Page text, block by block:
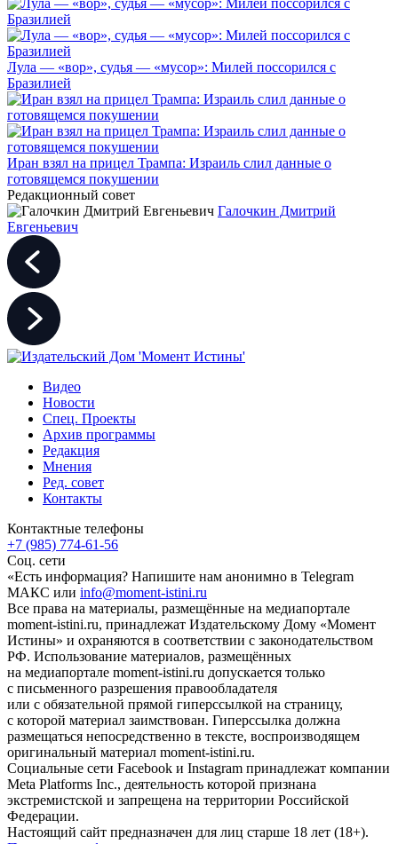
Лула — «вор», судья — «мусор»: Милей поссорился с
Бразилией
Иран взял на прицел Трампа: Израиль слил данные о
готовящемся покушении
Редакционный совет
Галочкин Дмитрий
Евгеньевич
Видео
Новости
Спец. Проекты
Архив программы
Редакция
Мнения
Ред. совет
Контакты
Контактные телефоны
+7 (985) 774-61-56
Соц. сети
«Есть информация? Напишите нам анонимно в Telegram
МАКС или info@moment-istini.ru
Все права на материалы, размещённые на медиапортале
moment-istini.ru, принадлежат Издательскому Дому «Момент
Истины» и охраняются в соответствии с законодательством
РФ. Использование материалов, размещённых
на медиапортале moment-istini.ru допускается только
с письменного разрешения правообладателя
или с обязательной прямой гиперссылкой на страницу,
с которой материал заимствован. Гиперссылка должна
размещаться непосредственно в тексте, воспроизводящем
оригинальный материал moment-istini.ru.
Социальные сети Facebook и Instagram принадлежат компании
Meta Platforms Inc., деятельность которой признана
экстремистской и запрещена на территории Российской
Федерации.
Настоящий сайт предназначен для лиц старше 18 лет (18+).